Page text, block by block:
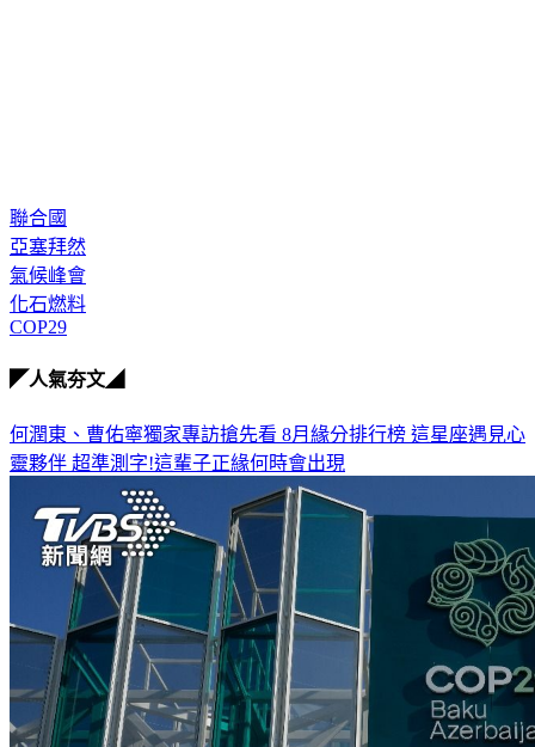
聯合國
亞塞拜然
氣候峰會
化石燃料
COP29
◤人氣夯文◢
何潤東、曹佑寧獨家專訪搶先看 8月緣分排行榜 這星座遇見心
靈夥伴 超準測字!這輩子正緣何時會出現